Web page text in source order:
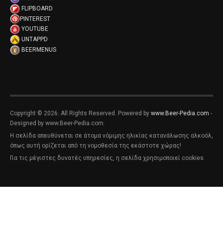
FLIPBOARD
PINTEREST
YOUTUBE
UNTAPPD
BEERMENUS
Copyright © 2026. All Rights Reserved. Powered by www.Beer-Pedia.com -
Designed by www.Beer-Pedia.com.
Η σελίδα απευθύνεται σε άτομα νόμιμης ηλικίας κατανάλωσης αλκοόλ,
όπως αυτή ορίζεται από τη νομοθεσία της εκάστοτε χώρας!
Για τις μέγιστες δυνατές υπηρεσίες, η σελίδα χρησιμοποιεί cookies.